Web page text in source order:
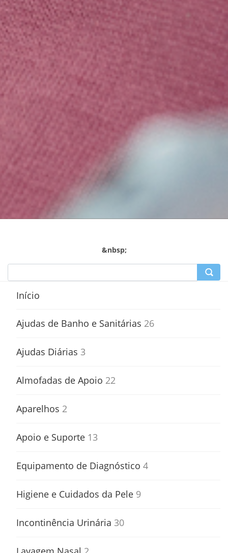
&nbsp;
Início
Ajudas de Banho e Sanitárias 26
Ajudas Diárias 3
Almofadas de Apoio 22
Aparelhos 2
Apoio e Suporte 13
Equipamento de Diagnóstico 4
Higiene e Cuidados da Pele 9
Incontinência Urinária 30